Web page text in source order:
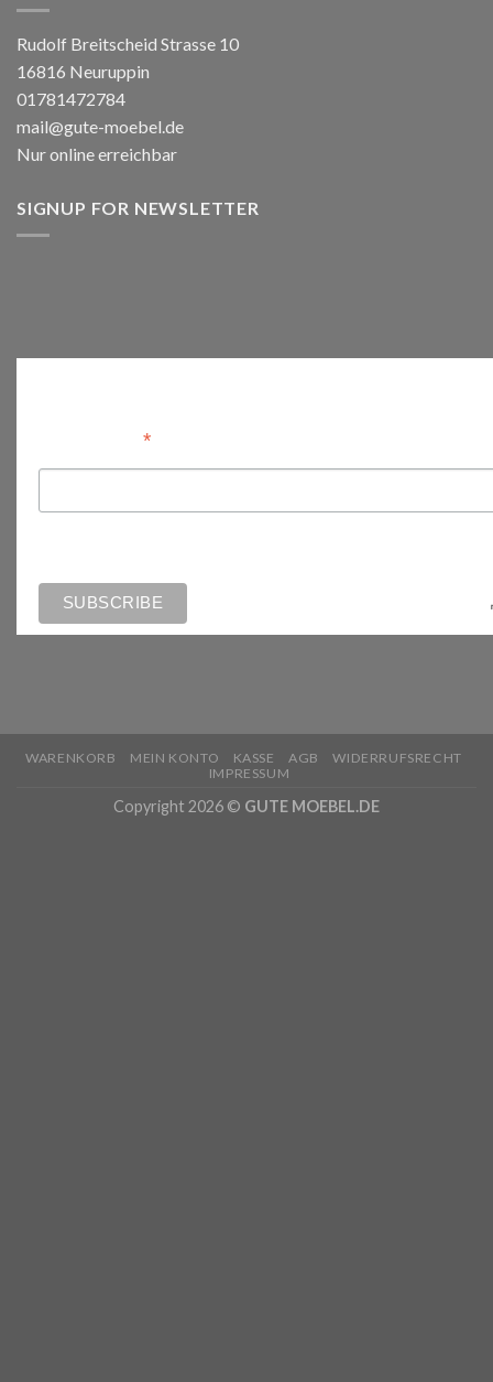
Rudolf Breitscheid Strasse 10
16816 Neuruppin
01781472784
mail@gute-moebel.de
Nur online erreichbar
SIGNUP FOR NEWSLETTER
*
WARENKORB MEIN KONTO KASSE AGB
WIDERRUFSRECHT
IMPRESSUM
Copyright 2026 © GUTE MOEBEL.DE